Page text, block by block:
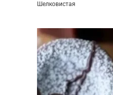
Шелковистая